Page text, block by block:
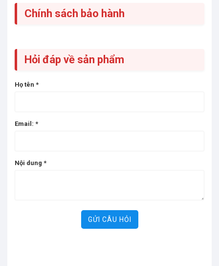
Chính sách bảo hành
Hỏi đáp về sản phẩm
Họ tên *
Email: *
Nội dung *
GỬI CÂU HỎI